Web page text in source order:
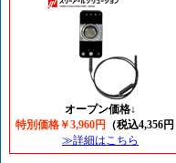
オープン価格↓
特別価格￥3,960円
（税込4,356円
≫詳細はこちら